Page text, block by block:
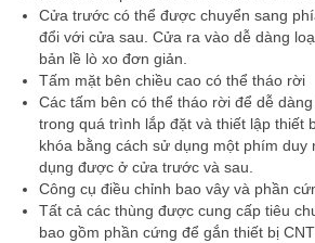
Cửa trước có thể được chuyển sang
đổi với cửa sau. Cửa ra vào dễ dàng
bản lề lò xo đơn giản.
Tấm mặt bên chiều cao có thể tháo rời
Các tấm bên có thể tháo rời để dễ
trong quá trình lắp đặt và thiết lập thiết
khóa bằng cách sử dụng một phím duy
dụng được ở cửa trước và sau.
Công cụ điều chỉnh bao vây và phần
Tất cả các thùng được cung cấp tiêu
bao gồm phần cứng để gắn thiết bị